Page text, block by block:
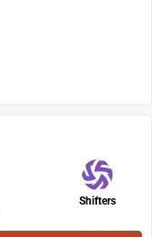
Shifters